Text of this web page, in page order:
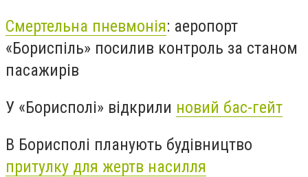
Смертельна пневмонія: аеропорт
«Бориспіль» посилив контроль за станом
пасажирів
У «Борисполі» відкрили новий бас-гейт
В Борисполі планують будівництво
притулку для жертв насилля